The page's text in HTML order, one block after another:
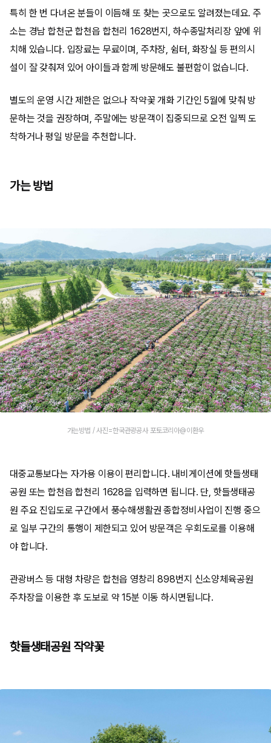
특히 한 번 다녀온 분들이 이듬해 또 찾는 곳으로도 알려졌는데요. 주
소는 경남 합천군 합천읍 합천리 1628번지, 하수종말처리장 앞에 위
치해 있습니다. 입장료는 무료이며, 주차장, 쉼터, 화장실 등 편의시
설이 잘 갖춰져 있어 아이들과 함께 방문해도 불편함이 없습니다.
별도의 운영 시간 제한은 없으나 작약꽃 개화 기간인 5월에 맞춰 방
문하는 것을 권장하며, 주말에는 방문객이 집중되므로 오전 일찍 도
착하거나 평일 방문을 추천합니다.
가는 방법
가는방법 / 사진=한국관광공사 포토코리아@이환우
대중교통보다는 자가용 이용이 편리합니다. 내비게이션에 핫들생태
공원 또는 합천읍 합천리 1628을 입력하면 됩니다. 단, 핫들생태공
원 주요 진입도로 구간에서 풍수해생활권 종합정비사업이 진행 중으
로 일부 구간의 통행이 제한되고 있어 방문객은 우회도로를 이용해
야 합니다.
관광버스 등 대형 차량은 합천읍 영창리 898번지 신소양체육공원
주차장을 이용한 후 도보로 약 15분 이동 하시면됩니다.
핫들생태공원 작약꽃